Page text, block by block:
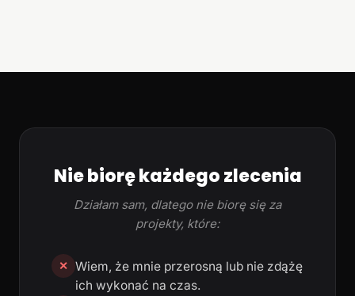
Nie biorę każdego zlecenia
Działam sam, dlatego nie biorę się za
projekty, które:
✕ Wiem, że mnie przerosną lub nie zdążę
ich wykonać na czas.